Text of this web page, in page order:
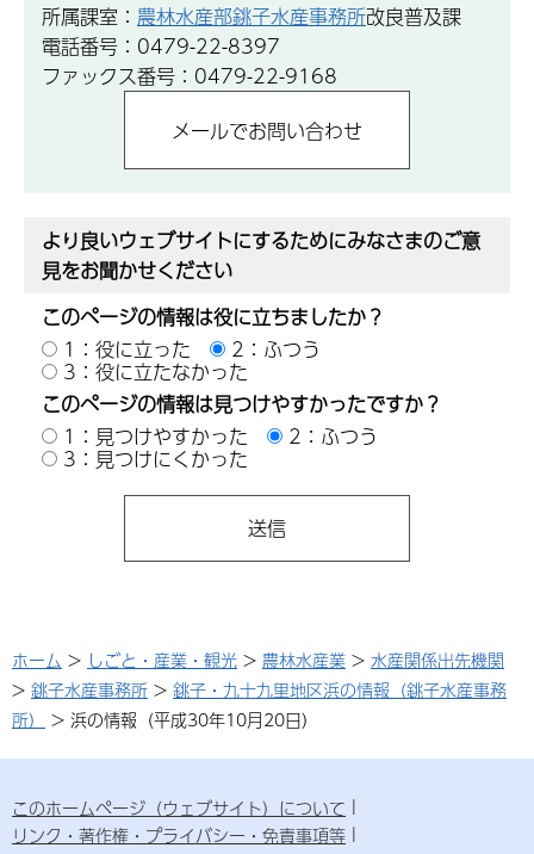
所属課室： 農林水産部銚子水産事務所改良普及課
電話番号：0479-22-8397
ファックス番号：0479-22-9168
より良いウェブサイトにするためにみなさまのご意
見をお聞かせください
このページの情報は役に立ちましたか？
1：役に立った
2：ふつう
3：役に立たなかった
このページの情報は見つけやすかったですか？
1：見つけやすかった
2：ふつう
3：見つけにくかった
ホーム > しごと・産業・観光 > 農林水産業 > 水産関係出先機関
> 銚子水産事務所 > 銚子・九十九里地区浜の情報（銚子水産事務
所）
> 浜の情報（平成30年10月20日）
このホームページ（ウェブサイト）について
リンク・著作権・プライバシー・免責事項等